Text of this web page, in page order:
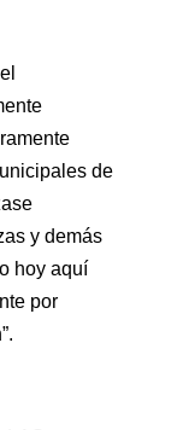
de
y demás
hoy aquí
por